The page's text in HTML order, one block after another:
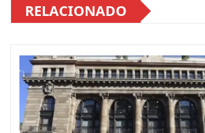
RELACIONADO